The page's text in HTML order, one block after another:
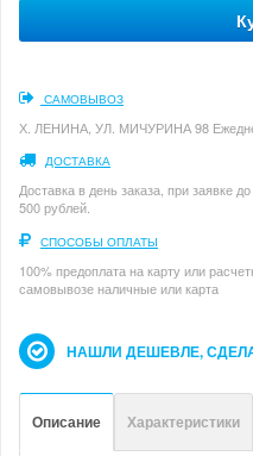
САМОВЫВОЗ
Х. ЛЕНИНА, УЛ. МИЧУРИНА 98
ДОСТАВКА
Доставка в день заказа, при заявке
500 рублей.
СПОСОБЫ ОПЛАТЫ
100% предоплата на карту или
самовывозе наличные или карта
НАШЛИ ДЕШЕВЛЕ,
Описание Характеристики